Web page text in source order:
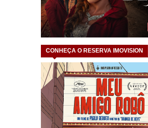
CONHEÇA O RESERVA IMOVISION